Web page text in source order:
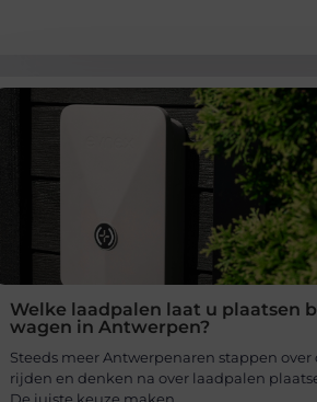
Welke laadpalen laat u plaatsen
wagen in Antwerpen?
Steeds meer Antwerpenaren stappen over
rijden en denken na over laadpalen